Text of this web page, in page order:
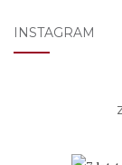
INSTAGRAM